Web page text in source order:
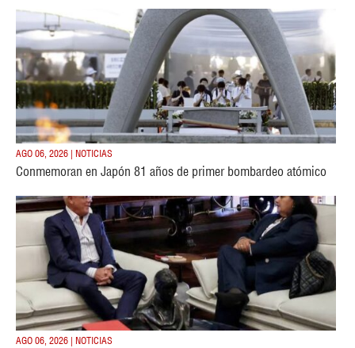
AGO 06, 2026 | NOTICIAS
Conmemoran en Japón 81 años de primer bombardeo atómico
AGO 06, 2026 | NOTICIAS